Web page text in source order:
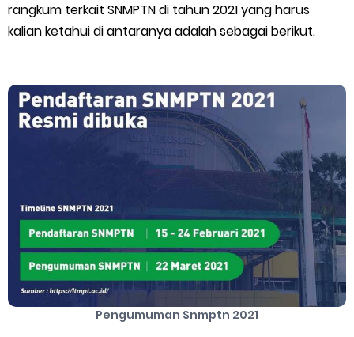
Cara Transfer Gopay ke Shopeepay Tanpa Potongan
Cara Menghubungi CS Lalamove dan Jam Operasionalnya
Cara Mengatasi Aplikasi Gojek Mengalami Gangguan
DNS Server Gojek Driver Terbaru 2026: Panduan Lengkap DNS
Server Gojek Terbaru dan IP Server GoPartner Gojek
Sunday, 9 August
rangkum terkait SNMPTN di tahun 2021 yang harus
kalian ketahui di antaranya adalah sebagai berikut.
Pengumuman Snmptn 2021